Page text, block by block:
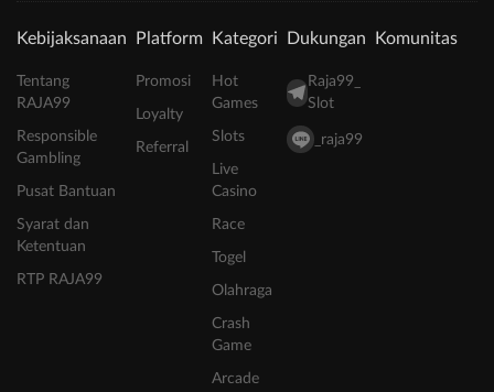
Kebijaksanaan
Tentang
RAJA99
Responsible
Gambling
Pusat Bantuan
Syarat dan
Ketentuan
RTP RAJA99
Platform
Promosi
Loyalty
Referral
Kategori
Hot
Games
Slots
Live
Casino
Race
Togel
Olahraga
Crash
Game
Arcade
Dukungan
Raja99_
Slot
_raja99
Komunitas